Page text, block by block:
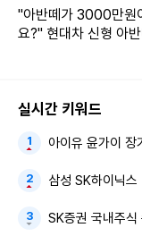
"아반떼가 3000만원
요?" 현대차 신형 아
실시간 키워드
아이유 윤가이 장
삼성 SK하이닉스
SK증권 국내주